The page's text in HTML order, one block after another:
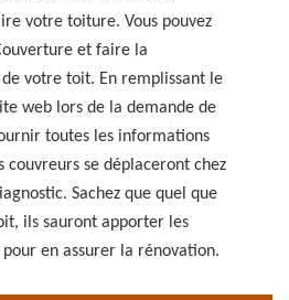
votre toiture. Vous pouvez
et faire la
votre toit. En remplissant le
web lors de la demande de
toutes les informations
couvreurs se déplaceront chez
Sachez que quel que
ils sauront apporter les
en assurer la rénovation.